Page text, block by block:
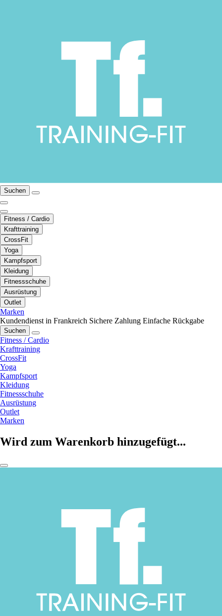
Suchen
Fitness / Cardio
Krafttraining
CrossFit
Yoga
Kampfsport
Kleidung
Fitnessschuhe
Ausrüstung
Outlet
Marken
Kundendienst in Frankreich Sichere Zahlung Einfache Rückgabe
Suchen
Fitness / Cardio
Krafttraining
CrossFit
Yoga
Kampfsport
Kleidung
Fitnessschuhe
Ausrüstung
Outlet
Marken
Wird zum Warenkorb hinzugefügt...